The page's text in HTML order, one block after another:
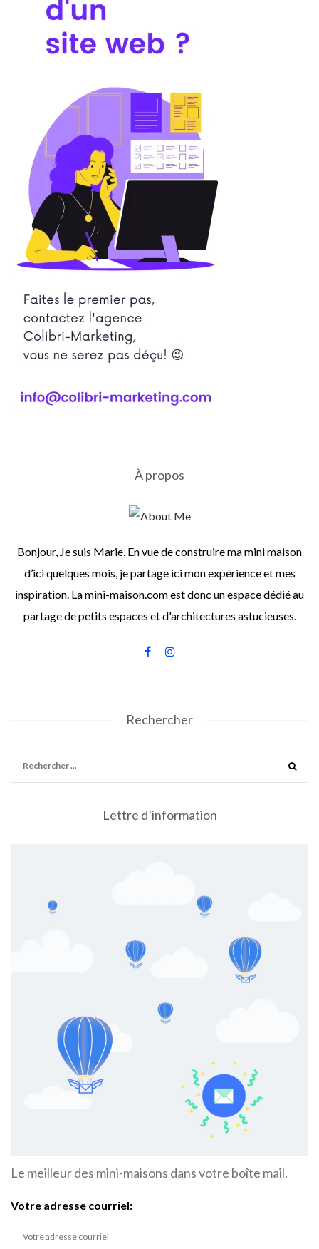
À propos
Bonjour, Je suis Marie. En vue de construire ma mini maison
d’ici quelques mois, je partage ici mon expérience et mes
inspiration. La mini-maison.com est donc un espace dédié au
partage de petits espaces et d'architectures astucieuses.
Rechercher
Lettre d’information
Le meilleur des mini-maisons dans votre boîte mail.
Votre adresse courriel: